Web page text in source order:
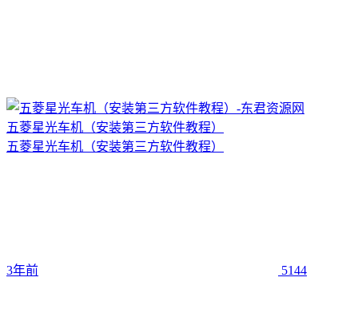
五菱星光车机（安装第三方软件教程）
五菱星光车机（安装第三方软件教程）
3年前 5144